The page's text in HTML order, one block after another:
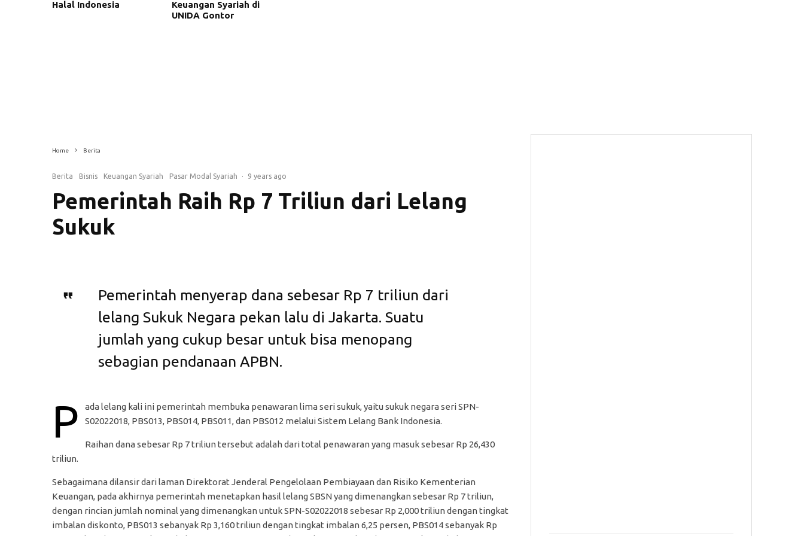
Halal Indonesia
Keuangan Syariah di
UNIDA Gontor
Home Berita
Berita Bisnis Keuangan Syariah Pasar Modal Syariah · 9 years ago
Pemerintah Raih Rp 7 Triliun dari Lelang
Sukuk
Pemerintah menyerap dana sebesar Rp 7 triliun dari
lelang Sukuk Negara pekan lalu di Jakarta. Suatu
jumlah yang cukup besar untuk bisa menopang
sebagian pendanaan APBN.
P
ada lelang kali ini pemerintah membuka penawaran lima seri sukuk, yaitu sukuk negara seri SPN-
S02022018, PBS013, PBS014, PBS011, dan PBS012 melalui Sistem Lelang Bank Indonesia.
Raihan dana sebesar Rp 7 triliun tersebut adalah dari total penawaran yang masuk sebesar Rp 26,430
triliun.
Sebagaimana dilansir dari laman Direktorat Jenderal Pengelolaan Pembiayaan dan Risiko Kementerian
Keuangan, pada akhirnya pemerintah menetapkan hasil lelang SBSN yang dimenangkan sebesar Rp 7 triliun,
dengan rincian jumlah nominal yang dimenangkan untuk SPN-S02022018 sebesar Rp 2,000 triliun dengan tingkat
imbalan diskonto, PBS013 sebanyak Rp 3,160 triliun dengan tingkat imbalan 6,25 persen, PBS014 sebanyak Rp